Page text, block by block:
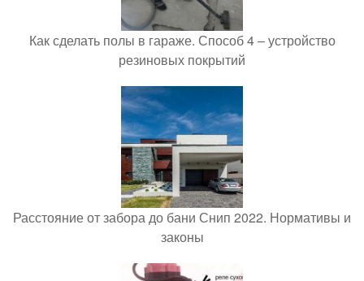
Как сделать полы в гараже. Способ 4 – устройство
резиновых покрытий
Расстояние от забора до бани Снип 2022. Нормативы и
законы